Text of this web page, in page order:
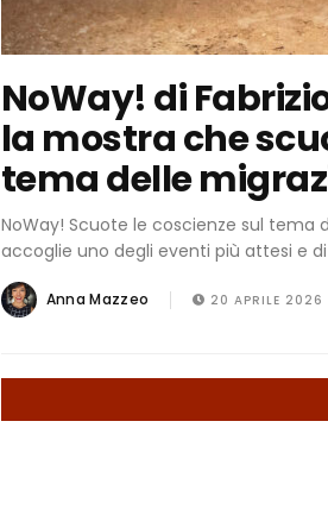
NoWay! di
la mostra che
tema delle
NoWay! Scuote le coscienze sul tema
accoglie uno degli eventi più attesi e
Anna Mazzeo 20 APRILE 2026